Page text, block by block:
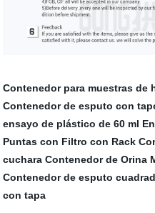
Contenedor para muestras de
Contenedor de esputo con
ensayo de plástico de 60 ml
Puntas con Filtro con Rack
cuchara Contenedor de Orina
Contenedor de esputo
con tapa